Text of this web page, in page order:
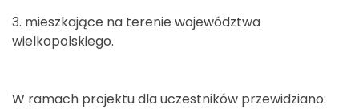
3. mieszkające na terenie województwa
wielkopolskiego.
W ramach projektu dla uczestników przewidziano: